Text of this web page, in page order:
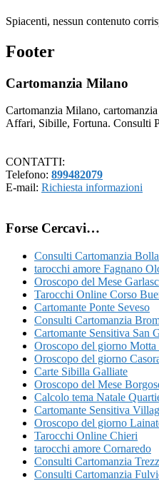
Spiacenti, nessun contenuto
Footer
Cartomanzia Milano
Cartomanzia Milano,
Affari, Sibille, Fortuna. Consulti
CONTATTI:
Telefono: 899482079
E-mail: Richiesta informazioni
Forse Cercavi…
Consulti Cartomanzia
tarocchi amore Fagnano
Oroscopo del Mese
Tarocchi Online ​Corso
Cartomante Ponte Seveso
Consulti Cartomanzia
Cartomante Sensitiva San
Oroscopo del giorno Motta
Oroscopo del giorno
Carte Sibilla Galliate
Oroscopo del Mese
Calcolo tema Natale
Cartomante Sensitiva
Oroscopo del giorno
Tarocchi Online Chieri
tarocchi amore Cornaredo
Consulti Cartomanzia
Consulti Cartomanzia